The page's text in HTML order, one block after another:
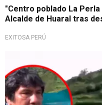
"Centro poblado La
Alcalde de Huaral tras
EXITOSA PERÚ